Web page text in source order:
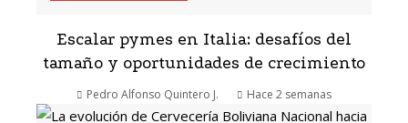
Escalar pymes en Italia: desafíos del
tamaño y oportunidades de crecimiento
Pedro Alfonso Quintero J. Hace 2 semanas